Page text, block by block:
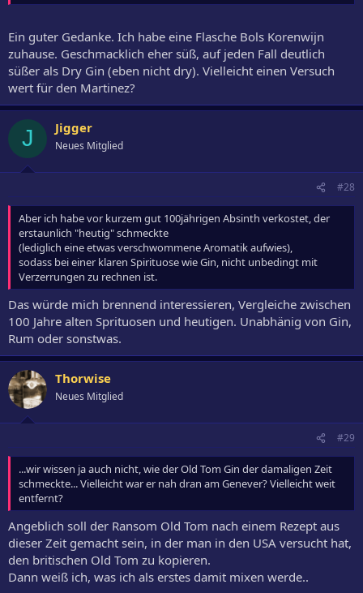
Ein guter Gedanke. Ich habe eine Flasche Bols Korenwijn
zuhause. Geschmacklich eher süß, auf jeden Fall deutlich
süßer als Dry Gin (eben nicht dry). Vielleicht einen Versuch
wert für den Martinez?
J Jigger
Neues Mitglied
#28
Aber ich habe vor kurzem gut 100jährigen Absinth verkostet, der
erstaunlich "heutig" schmeckte
(lediglich eine etwas verschwommene Aromatik aufwies),
sodass bei einer klaren Spirituose wie Gin, nicht unbedingt mit
Verzerrungen zu rechnen ist.
Das würde mich brennend interessieren, Vergleiche zwischen
100 Jahre alten Sprituosen und heutigen. Unabhänig von Gin,
Rum oder sonstwas.
Thorwise
Neues Mitglied
#29
...wir wissen ja auch nicht, wie der Old Tom Gin der damaligen Zeit
schmeckte... Vielleicht war er nah dran am Genever? Vielleicht weit
entfernt?
Angeblich soll der Ransom Old Tom nach einem Rezept aus
dieser Zeit gemacht sein, in der man in den USA versucht hat,
den britischen Old Tom zu kopieren.
Dann weiß ich, was ich als erstes damit mixen werde..